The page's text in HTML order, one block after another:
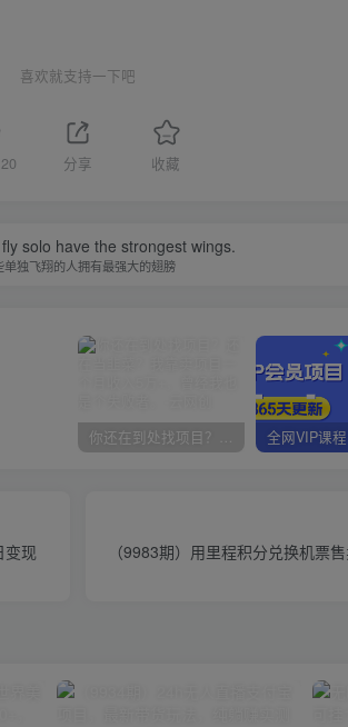
喜欢就支持一下吧
分享 收藏
solo have the strongest wings.
单独飞翔的人拥有最强大的翅膀
你还在到处找项目？还在当韭菜？我靠卖项目一个月收入5万+，曾经我也是个失败者。
变现
（9983期）用里程积分兑换机票